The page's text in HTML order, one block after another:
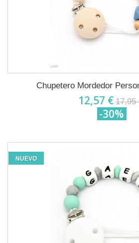
Chupetero Mordedor
12,57 € 17,95
-30%
NUEVO